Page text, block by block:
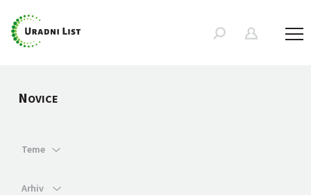
NOVICE
Teme
Arhiv